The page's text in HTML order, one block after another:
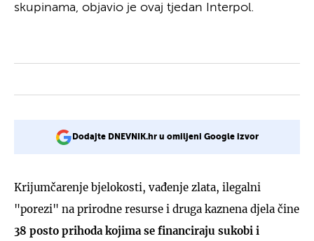
skupinama, objavio je ovaj tjedan Interpol.
Dodajte DNEVNIK.hr u omiljeni Google izvor
Krijumčarenje bjelokosti, vađenje zlata, ilegalni
"porezi" na prirodne resurse i druga kaznena djela čine
38 posto prihoda kojima se financiraju sukobi i